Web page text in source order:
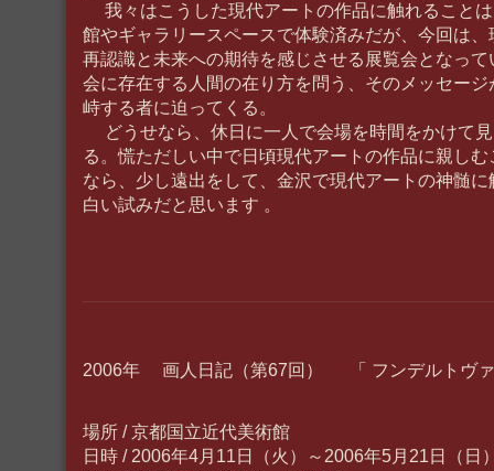
我々はこうした現代アートの作品に触れること
館やギャラリースペースで体験済みだが、今回は
再認識と未来への期待を感じさせる展覧会となっ
会に存在する人間の在り方を問う、そのメッセー
峙する者に迫ってくる。
どうせなら、休日に一人で会場を時間をかけて
る。慌ただしい中で日頃現代アートの作品に親し
なら、少し遠出をして、金沢で現代アートの神髄
白い試みだと思います 。
2006年 画人日記（第67回） 「 フンデルトヴァ
場所 / 京都国立近代美術館
日時 / 2006年4月11日（火）～2006年5月21日（日